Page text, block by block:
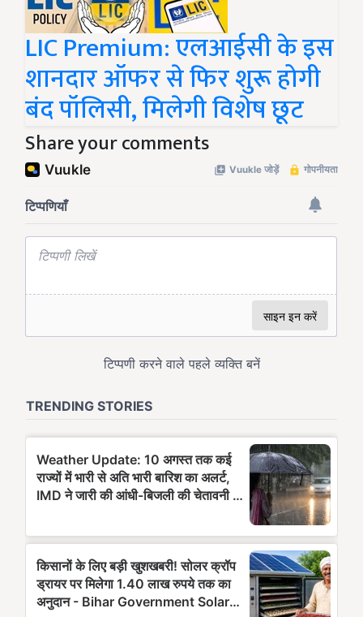
LIC Premium: एलआईसी के इस
शानदार ऑफर से फिर शुरू होगी
बंद पॉलिसी, मिलेगी विशेष छूट
Share your comments